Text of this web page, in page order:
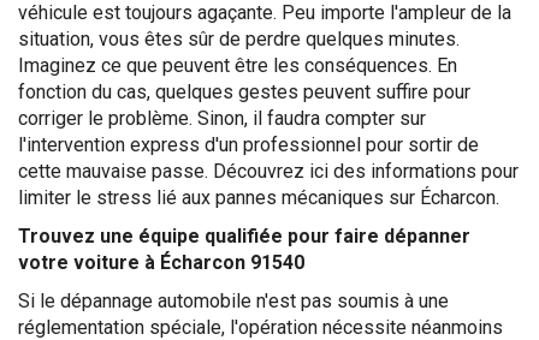
véhicule est toujours agaçante. Peu importe l'ampleur de la
situation, vous êtes sûr de perdre quelques minutes.
Imaginez ce que peuvent être les conséquences. En
fonction du cas, quelques gestes peuvent suffire pour
corriger le problème. Sinon, il faudra compter sur
l'intervention express d'un professionnel pour sortir de
cette mauvaise passe. Découvrez ici des informations pour
limiter le stress lié aux pannes mécaniques sur Écharcon.
Trouvez une équipe qualifiée pour faire dépanner
votre voiture à Écharcon 91540
Si le dépannage automobile n'est pas soumis à une
réglementation spéciale, l'opération nécessite néanmoins